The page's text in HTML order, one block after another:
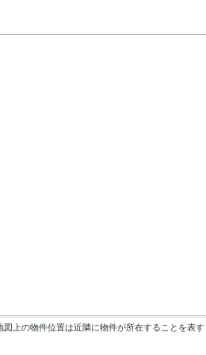
上の物件位置は近隣に物件が所在することを表